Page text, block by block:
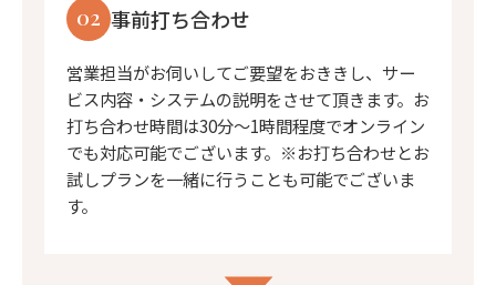
02 事前打ち合わせ
営業担当がお伺いしてご要望をおききし、サー
ビス内容・システムの説明をさせて頂きます。お
打ち合わせ時間は30分〜1時間程度でオンライン
でも対応可能でございます。※お打ち合わせとお
試しプランを一緒に行うことも可能でございま
す。